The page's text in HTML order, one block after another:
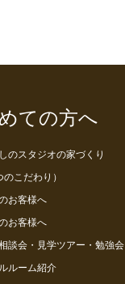
ての方へ
のスタジオの家づくり
のこだわり）
お客様へ
お客様へ
談会・見学ツアー・勉強会
ルーム紹介